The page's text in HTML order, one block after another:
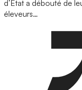
d’État a débouté de
éleveurs…